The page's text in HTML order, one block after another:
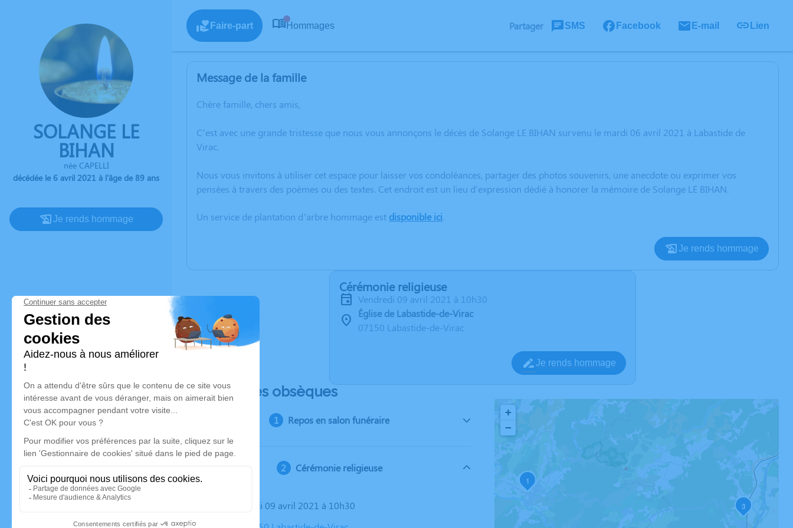
SOLANGE LE
BIHAN
née CAPELLI
décédée le 6 avril 2021 à l'âge de 89 ans
Je rends hommage
Faire-part Hommages Partager SMS Facebook E-mail Lien
Message de la famille
Chère famille, chers amis,
C’est avec une grande tristesse que nous vous annonçons le décès de Solange LE BIHAN survenu le mardi 06 avril 2021 à Labastide de
Virac.
Nous vous invitons à utiliser cet espace pour laisser vos condoléances, partager des photos souvenirs, une anecdote ou exprimer vos
pensées à travers des poèmes ou des textes. Cet endroit est un lieu d'expression dédié à honorer la mémoire de Solange LE BIHAN.
Un service de plantation d’arbre hommage est disponible ici.
Je rends hommage
Cérémonie religieuse
vendredi 09 avril 2021 à 10h30
Église de Labastide-de-Virac
07150 Labastide-de-Virac
Je rends hommage
Déroulé des obsèques
Repos en salon funéraire
Cérémonie religieuse
Le vendredi 09 avril 2021 à 10h30
1
3
+
−